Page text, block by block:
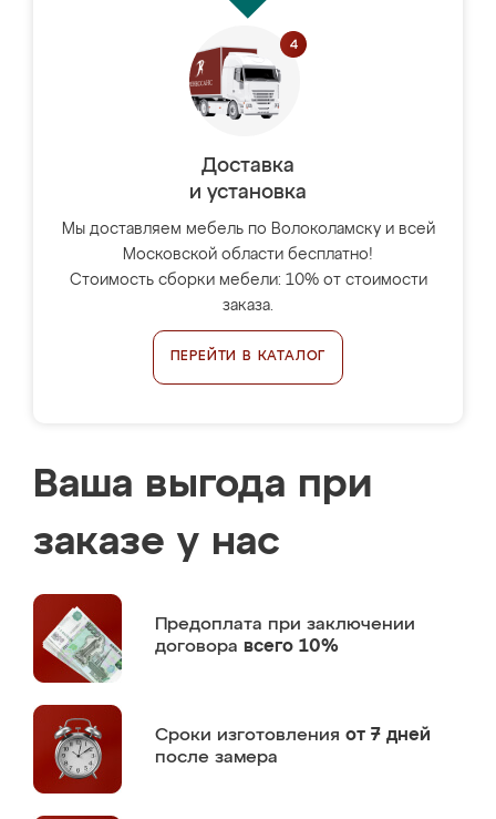
Доставка
и установка
Мы доставляем мебель по Волоколамску и всей
Московской области бесплатно!
Стоимость сборки мебели: 10% от стоимости
заказа.
ПЕРЕЙТИ В КАТАЛОГ
Ваша выгода при
заказе у нас
Предоплата при заключении
договора всего 10%
Сроки изготовления от 7 дней
после замера